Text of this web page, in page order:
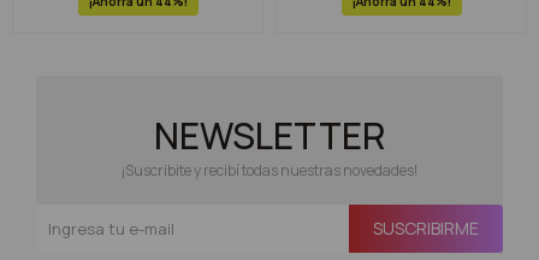
NEWSLETTER
¡Suscribite y recibí todas nuestras novedades!
SUSCRIBIRME